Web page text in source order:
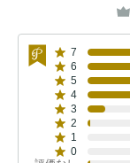
7
6
5
4
3
2
1
0